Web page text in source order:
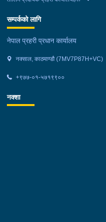
सम्पर्कको लागि
नेपाल प्रहरी प्रधान कार्यालय
नक्साल, काठमाण्डौ (7MV7P87H+VC)
+९७७-०१-५७१९९००
नक्शा